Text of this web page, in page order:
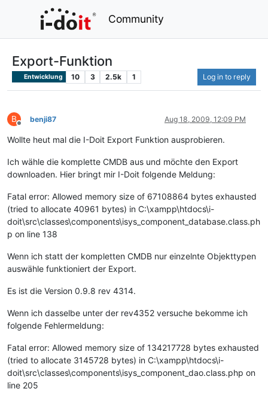
Community
Export-Funktion
Entwicklung 10 3 2.5k 1 Log in to reply
B
Offline
benji87 Aug 18, 2009, 12:09 PM
Wollte heut mal die I-Doit Export Funktion ausprobieren.
Ich wähle die komplette CMDB aus und möchte den Export
downloaden. Hier bringt mir I-Doit folgende Meldung:
Fatal error: Allowed memory size of 67108864 bytes exhausted
(tried to allocate 40961 bytes) in C:\xampp\htdocs\i-
doit\src\classes\components\isys_component_database.class.ph
p on line 138
Wenn ich statt der kompletten CMDB nur einzelnte Objekttypen
auswähle funktioniert der Export.
Es ist die Version 0.9.8 rev 4314.
Wenn ich dasselbe unter der rev4352 versuche bekomme ich
folgende Fehlermeldung:
Fatal error: Allowed memory size of 134217728 bytes exhausted
(tried to allocate 3145728 bytes) in C:\xampp\htdocs\i-
doit\src\classes\components\isys_component_dao.class.php on
line 205